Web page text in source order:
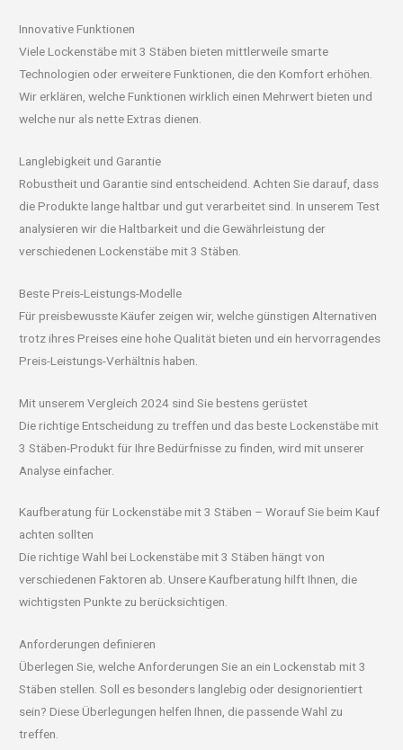
Innovative Funktionen
Viele Lockenstäbe mit 3 Stäben bieten mittlerweile smarte
Technologien oder erweitere Funktionen, die den Komfort erhöhen.
Wir erklären, welche Funktionen wirklich einen Mehrwert bieten und
welche nur als nette Extras dienen.
Langlebigkeit und Garantie
Robustheit und Garantie sind entscheidend. Achten Sie darauf, dass
die Produkte lange haltbar und gut verarbeitet sind. In unserem Test
analysieren wir die Haltbarkeit und die Gewährleistung der
verschiedenen Lockenstäbe mit 3 Stäben.
Beste Preis-Leistungs-Modelle
Für preisbewusste Käufer zeigen wir, welche günstigen Alternativen
trotz ihres Preises eine hohe Qualität bieten und ein hervorragendes
Preis-Leistungs-Verhältnis haben.
Mit unserem Vergleich 2024 sind Sie bestens gerüstet
Die richtige Entscheidung zu treffen und das beste Lockenstäbe mit
3 Stäben-Produkt für Ihre Bedürfnisse zu finden, wird mit unserer
Analyse einfacher.
Kaufberatung für Lockenstäbe mit 3 Stäben – Worauf Sie beim Kauf
achten sollten
Die richtige Wahl bei Lockenstäbe mit 3 Stäben hängt von
verschiedenen Faktoren ab. Unsere Kaufberatung hilft Ihnen, die
wichtigsten Punkte zu berücksichtigen.
Anforderungen definieren
Überlegen Sie, welche Anforderungen Sie an ein Lockenstab mit 3
Stäben stellen. Soll es besonders langlebig oder designorientiert
sein? Diese Überlegungen helfen Ihnen, die passende Wahl zu
treffen.